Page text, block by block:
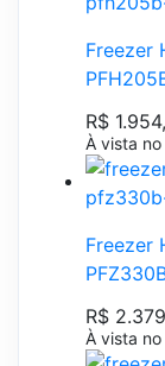
Freezer
R$
À vista
Freezer
R$
À vista